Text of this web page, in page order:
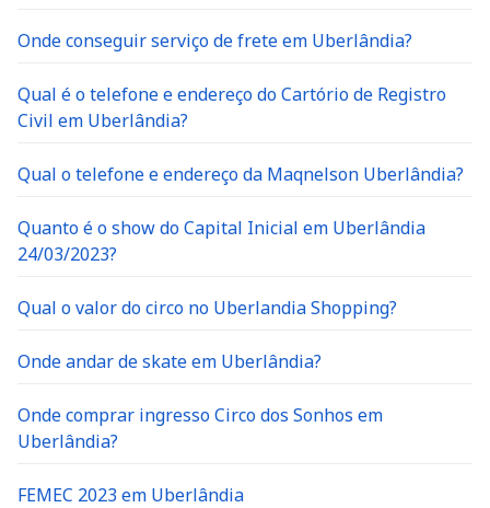
Onde conseguir serviço de frete em Uberlândia?
Qual é o telefone e endereço do Cartório de Registro
Civil em Uberlândia?
Qual o telefone e endereço da Maqnelson Uberlândia?
Quanto é o show do Capital Inicial em Uberlândia
24/03/2023?
Qual o valor do circo no Uberlandia Shopping?
Onde andar de skate em Uberlândia?
Onde comprar ingresso Circo dos Sonhos em
Uberlândia?
FEMEC 2023 em Uberlândia